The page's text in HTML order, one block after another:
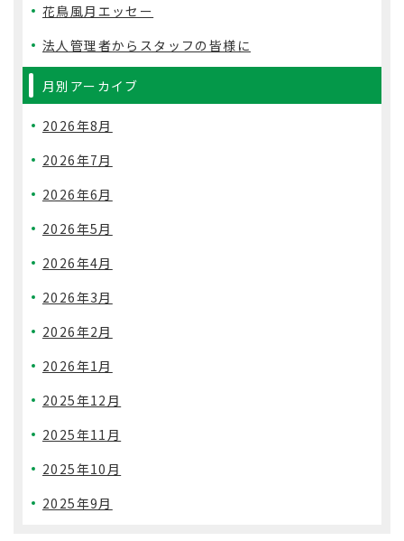
花鳥風月エッセー
法人管理者からスタッフの皆様に
月別アーカイブ
2026年8月
2026年7月
2026年6月
2026年5月
2026年4月
2026年3月
2026年2月
2026年1月
2025年12月
2025年11月
2025年10月
2025年9月